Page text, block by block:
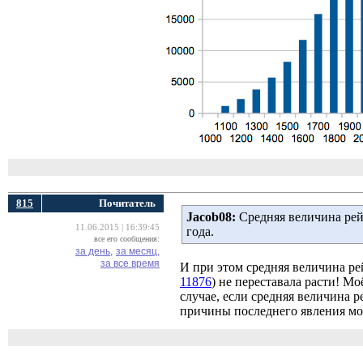
815 Почитатель
11.06.2015 | 16:39:45
все его сообщения:
за день, за месяц,
за все время
Jacob08: Средняя величина
года.
И при этом средняя величина
11876) не переставала расти!
случае, если средняя величина
причины последнего явления